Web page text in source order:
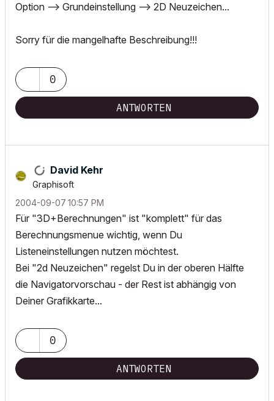
Option --> Grundeinstellung --> 2D Neuzeichen...
Sorry für die mangelhafte Beschreibung!!!
0
ANTWORTEN
David Kehr
Graphisoft
‎2004-09-07 10:57 PM
Für "3D+Berechnungen" ist "komplett" für das
Berechnungsmenue wichtig, wenn Du
Listeneinstellungen nutzen möchtest.
Bei "2d Neuzeichen" regelst Du in der oberen Hälfte
die Navigatorvorschau - der Rest ist abhängig von
Deiner Grafikkarte...
0
ANTWORTEN